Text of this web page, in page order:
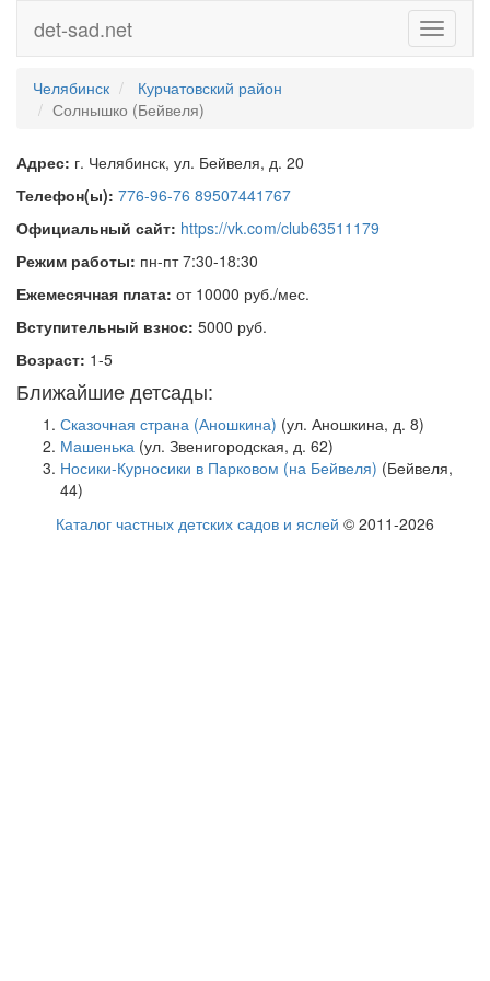
Toggle
det-sad.net
Челябинск
Курчатовский район
Солнышко (Бейвеля)
Адрес: г. Челябинск, ул. Бейвеля, д. 20
Телефон(ы): 776-96-76 89507441767
Официальный сайт: https://vk.com/club63511179
Режим работы: пн-пт 7:30-18:30
Ежемесячная плата: от 10000 руб./мес.
Вступительный взнос: 5000 руб.
Возраст: 1-5
Ближайшие детсады:
Сказочная страна (Аношкина) (ул. Аношкина, д. 8)
Машенька (ул. Звенигородская, д. 62)
Носики-Курносики в Парковом (на Бейвеля) (Бейвеля,
44)
Каталог частных детских садов и яслей © 2011-2026